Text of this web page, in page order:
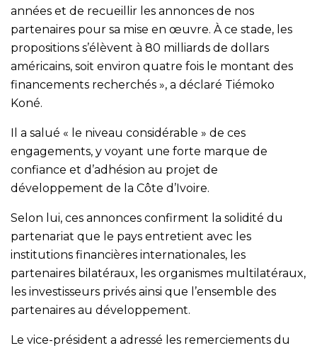
années et de recueillir les annonces de nos
partenaires pour sa mise en œuvre. À ce stade, les
propositions s’élèvent à 80 milliards de dollars
américains, soit environ quatre fois le montant des
financements recherchés », a déclaré Tiémoko
Koné.
Il a salué « le niveau considérable » de ces
engagements, y voyant une forte marque de
confiance et d’adhésion au projet de
développement de la Côte d’Ivoire.
Selon lui, ces annonces confirment la solidité du
partenariat que le pays entretient avec les
institutions financières internationales, les
partenaires bilatéraux, les organismes multilatéraux,
les investisseurs privés ainsi que l’ensemble des
partenaires au développement.
Le vice-président a adressé les remerciements du